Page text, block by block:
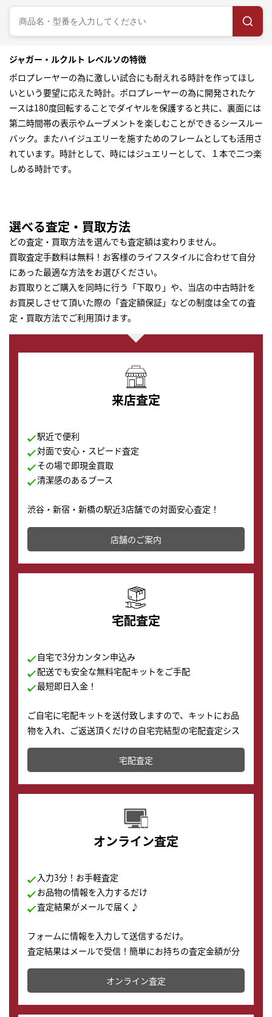
ジャガー・ルクルト レベルソの特徴
ポロプレーヤーの為に激しい試合にも耐えれる時計を作ってほし
いという要望に応えた時計。ポロプレーヤーの為に開発されたケ
ースは180度回転することでダイヤルを保護すると共に、裏面には
第二時間帯の表示やムーブメントを楽しむことができるシースルー
バック。またハイジュエリーを施すためのフレームとしても活用さ
れています。時計として、時にはジュエリーとして、１本で二つ楽
しめる時計です。
選べる査定・買取方法
どの査定・買取方法を選んでも査定額は変わりません。
買取査定手数料は無料！お客様のライフスタイルに合わせて自分
にあった最適な方法をお選びください。
お買取りとご購入を同時に行う「下取り」や、当店の中古時計を
お買戻しさせて頂いた際の「査定額保証」などの制度は全ての査
定・買取方法でご利用頂けます。
来店査定
駅近で便利
対面で安心・スピード査定
その場で即現金買取
清潔感のあるブース
渋谷・新宿・新橋の駅近3店舗での対面安心査定！
その場で現金買取致します。渋谷本店では、時計販売の
店舗を併設しており、下取りに出してお得に新しい時計
の購入もできます♪
店舗のご案内
宅配査定
自宅で3分カンタン申込み
配送でも安全な無料宅配キットをご手配
最短即日入金！
ご自宅に宅配キットを送付致しますので、キットにお品
物を入れ、ご返送頂くだけの自宅完結型の宅配査定シス
テムです。
配送でも簡単&安全に査定・買取に出すことが可能で
す。
宅配査定
オンライン査定
入力3分！お手軽査定
お品物の情報を入力するだけ
査定結果がメールで届く♪
フォームに情報を入力して送信するだけ。
査定結果はメールで受信！簡単にお持ちの査定金額が分
かります。
オンライン査定